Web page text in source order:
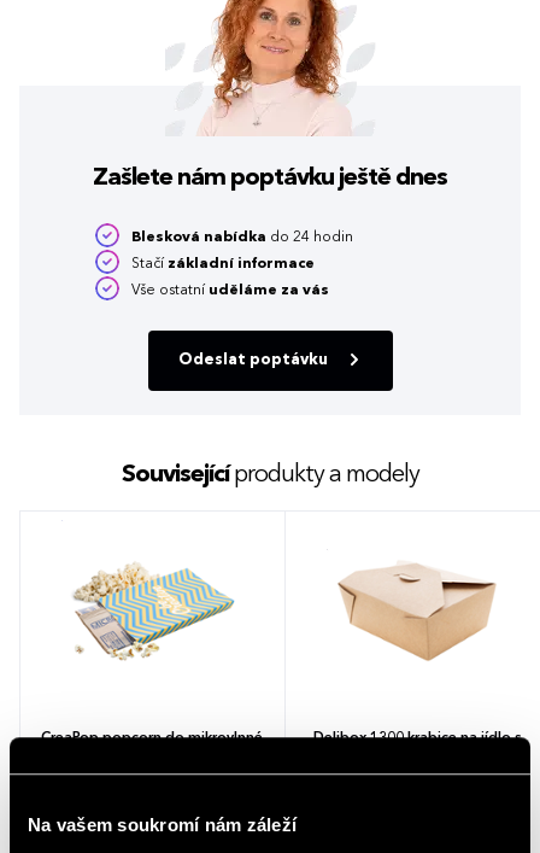
Na vašem soukromí nám záleží
Zašlete nám poptávku ještě dnes
Blesková nabídka do 24 hodin
Stačí základní informace
Vše ostatní uděláme za vás
Odeslat poptávku
Souvisejícíprodukty a modely
CreaPop popcorn do mikrovlnné
Delibox 1300 krabice na jídlo s